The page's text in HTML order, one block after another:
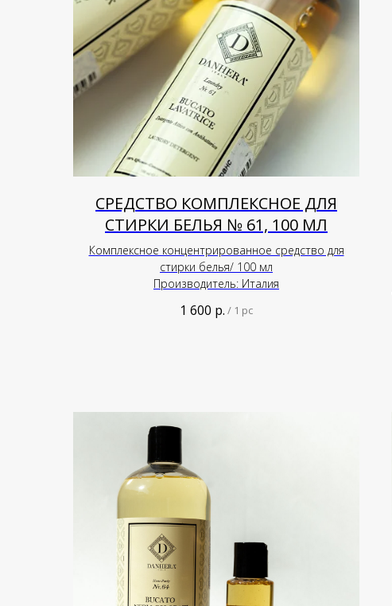
СРЕДСТВО КОМПЛЕКСНОЕ ДЛЯ
СТИРКИ БЕЛЬЯ № 61, 100 МЛ
Комплексное концентрированное средство для
стирки белья/ 100 мл
Производитель: Италия
1 600 р. / 1 pc